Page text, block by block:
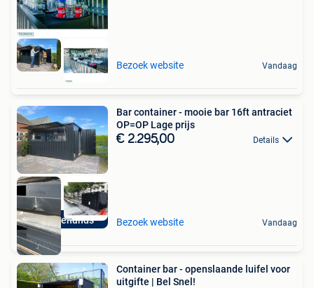
Bezoek website Vandaag
Tweedehands
Bar container - mooie bar 16ft antraciet
OP=OP Lage prijs
€ 2.295,00 Details
Bezoek website Vandaag
Container bar - openslaande luifel voor
uitgifte | Bel Snel!